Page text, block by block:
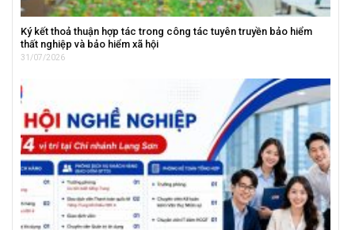
Ký kết thoả thuận hợp tác trong công tác tuyên truyền bảo hiểm
thất nghiệp và bảo hiểm xã hội
31/07/2026